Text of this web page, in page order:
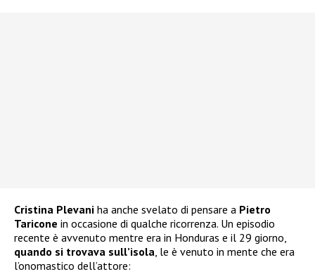
Cristina Plevani ha anche svelato di pensare a Pietro
Taricone in occasione di qualche ricorrenza. Un episodio
recente è avvenuto mentre era in Honduras e il 29 giorno,
quando si trovava sull’isola, le è venuto in mente che era
l’onomastico dell’attore: